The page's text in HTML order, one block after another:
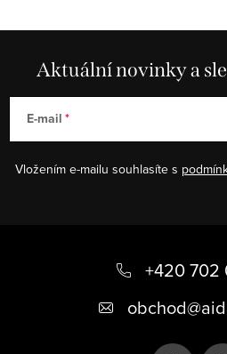
Aktuální novinky a
E-mail
Vložením e-mailu souhlasíte s
+420 702
obchod@